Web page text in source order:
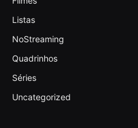
Listas
NoStreaming
Quadrinhos
Séries
Uncategorized